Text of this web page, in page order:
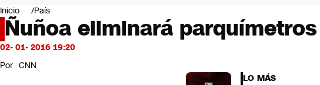
Mundo
Negocios
Deportes
Programas completos
Servicios
Inicio País
Ñuñoa eliminará
02- 01- 2016 19:20
Por CNN
LO MÁS